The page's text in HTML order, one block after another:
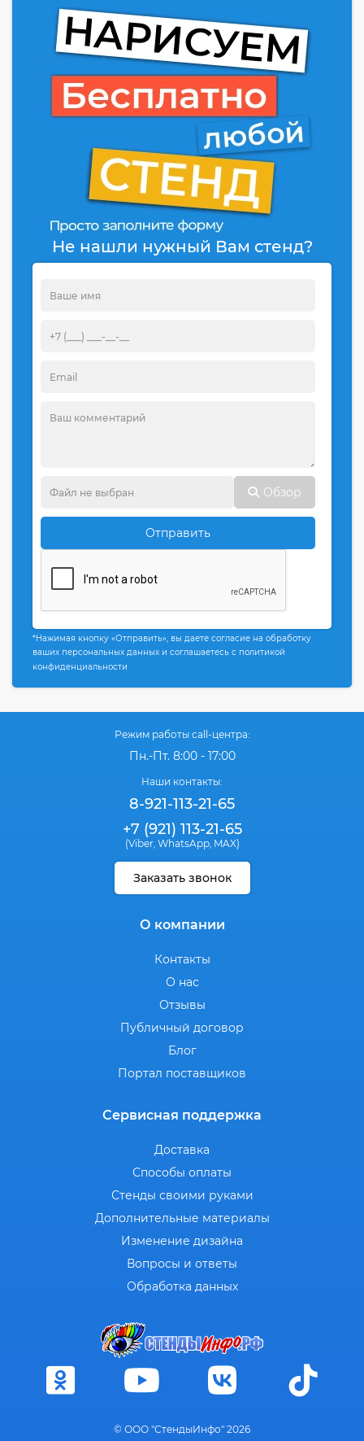
Не нашли нужный Вам стенд?
Обзор
Отправить
*Нажимая кнопку «Отправить», вы даете согласие на обработку
ваших персональных данных и соглашаетесь с политикой
конфиденциальности
Режим работы call-центра:
Пн.-Пт. 8:00 - 17:00
Наши контакты:
8-921-113-21-65
+7 (921) 113-21-65
(Viber, WhatsApp, MAX)
Заказать звонок
О компании
Контакты
О нас
Отзывы
Публичный договор
Блог
Портал поставщиков
Сервисная поддержка
Доставка
Способы оплаты
Стенды своими руками
Дополнительные материалы
Изменение дизайна
Вопросы и ответы
Обработка данных
© ООО "СтендыИнфо" 2026